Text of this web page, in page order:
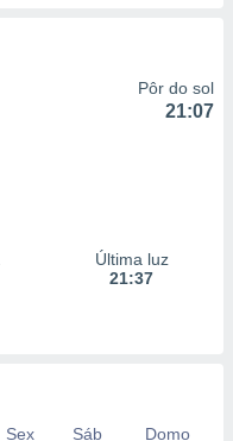
Pôr do sol
21:07
Última luz
21:37
Sex Sáb
Domo